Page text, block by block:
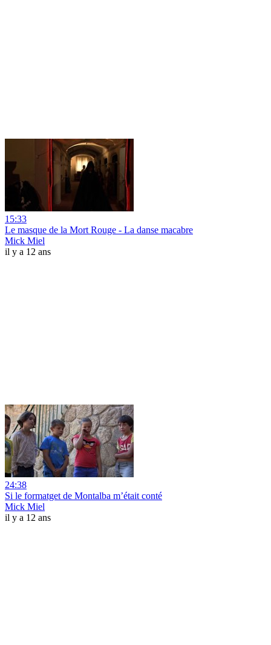
15:33
Le masque de la Mort Rouge - La danse macabre
Mick Miel
il y a 12 ans
24:38
Si le formatget de Montalba m’était conté
Mick Miel
il y a 12 ans